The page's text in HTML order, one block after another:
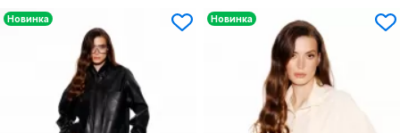
Новинка Новинка